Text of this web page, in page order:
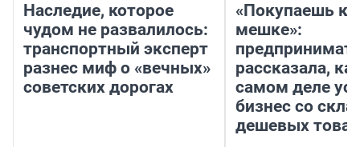
Наследие, которое
чудом не развалилось:
транспортный эксперт
разнес миф о «вечных»
советских дорогах
«Покупаешь
мешке»:
рассказала,
самом деле
бизнес со
дешевых